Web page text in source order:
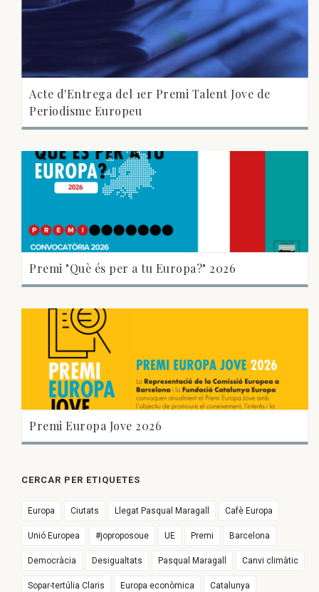
Acte d'Entrega del 1er Premi Talent Jove de
Periodisme Europeu
Premi "Què és per a tu Europa?" 2026
Premi Europa Jove 2026
CERCAR PER ETIQUETES
Europa Ciutats Llegat Pasqual Maragall Cafè Europa
Unió Europea #joproposoue UE Premi Barcelona
Democràcia Desigualtats Pasqual Maragall Canvi climàtic
Sopar-tertúlia Claris Europa econòmica Catalunya